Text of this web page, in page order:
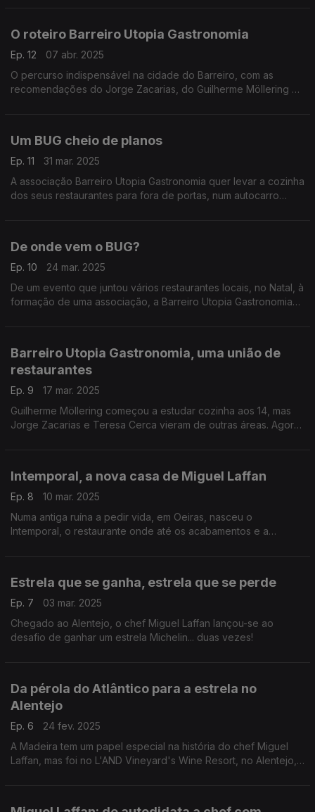
O roteiro Barreiro Utopia Gastronomia
Ep. 12
07 abr. 2025
O percurso indispensável na cidade do Barreiro, com as
recomendações do Jorge Zacarias, do Guilherme Möllering e
Um BUG cheio de planos
Ep. 11
31 mar. 2025
A associação Barreiro Utopia Gastronomia quer levar a cozinha
dos seus restaurantes para fora de portas, num autocarro
De onde vem o BUG?
Ep. 10
24 mar. 2025
De um evento que juntou vários restaurantes locais, no Natal, à
formação de uma associação, a Barreiro Utopia Gastronomia
Barreiro Utopia Gastronomia, uma união de
restaurantes
Ep. 9
17 mar. 2025
Guilherme Möllering começou a estudar cozinha aos 14, mas
Jorge Zacarias e Teresa Cerca vieram de outras áreas. Agora,
Intemporal, a nova casa de Miguel Laffan
Ep. 8
10 mar. 2025
Numa antiga ruína a pedir vida, em Oeiras, nasceu o
Intemporal, o restaurante onde até os acabamentos e a
Estrela que se ganha, estrela que se perde
Ep. 7
03 mar. 2025
Chegado ao Alentejo, o chef Miguel Laffan lançou-se ao
desafio de ganhar um estrela Michelin... duas vezes!
Da pérola do Atlântico para a estrela no
Alentejo
Ep. 6
24 fev. 2025
A Madeira tem um papel especial na história do chef Miguel
Laffan, mas foi no L'AND Vineyard's Wine Resort, no Alentejo,